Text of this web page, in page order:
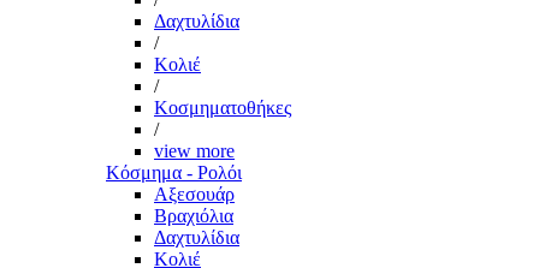
Δαχτυλίδια
/
Κολιέ
/
Κοσμηματοθήκες
/
view more
Κόσμημα - Ρολόι
Αξεσουάρ
Βραχιόλια
Δαχτυλίδια
Κολιέ